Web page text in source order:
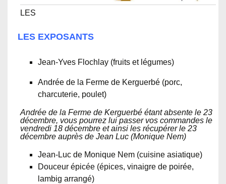
LES
LES EXPOSANTS
Jean-Yves Flochlay (fruits et légumes)
Andrée de la Ferme de Kerguerbé (porc,
charcuterie, poulet)
Andrée de la Ferme de Kerguerbé étant absente le 23
décembre, vous pourrez lui passer vos commandes le
vendredi 18 décembre et ainsi les récupérer le 23
décembre auprès de Jean Luc (Monique Nem)
Jean-Luc de Monique Nem (cuisine asiatique)
Douceur épicée (épices, vinaigre de poirée,
lambig arrangé)